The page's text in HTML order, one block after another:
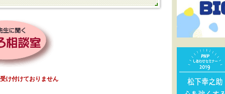
け付けておりません